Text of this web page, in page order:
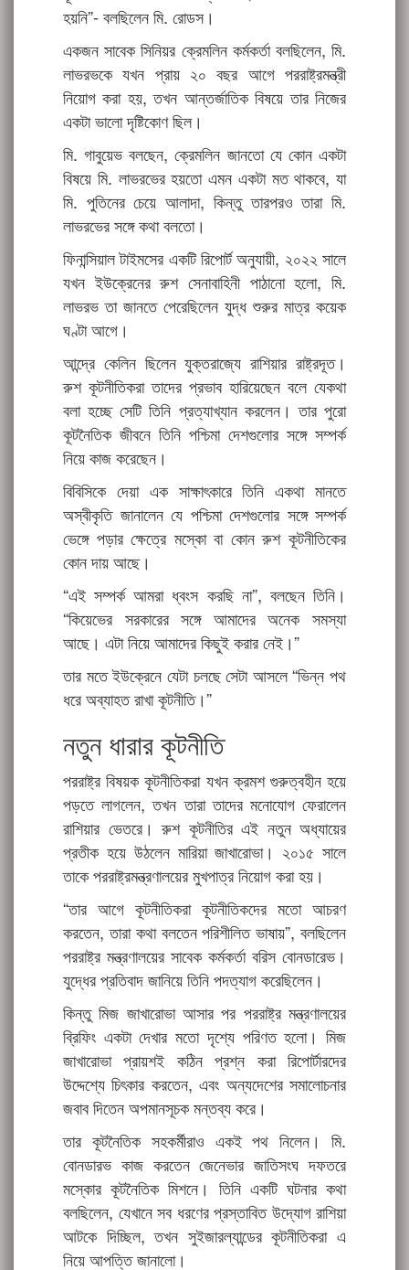
হয়নি”- বলছিলেন মি. রোডস।
একজন সাবেক সিনিয়র ক্রেমলিন কর্মকর্তা বলছিলেন, মি.
লাভরভকে যখন প্রায় ২০ বছর আগে পররাষ্ট্রমন্ত্রী
নিয়োগ করা হয়, তখন আন্তর্জাতিক বিষয়ে তার নিজের
একটা ভালো দৃষ্টিকোণ ছিল।
মি. গাবুয়েভ বলছেন, ক্রেমলিন জানতো যে কোন একটা
বিষয়ে মি. লাভরভের হয়তো এমন একটা মত থাকবে, যা
মি. পুতিনের চেয়ে আলাদা, কিন্তু তারপরও তারা মি.
লাভরভের সঙ্গে কথা বলতো।
ফিনান্সিয়াল টাইমসের একটি রিপোর্ট অনুযায়ী, ২০২২ সালে
যখন ইউক্রেনের রুশ সেনাবাহিনী পাঠানো হলো, মি.
লাভরভ তা জানতে পেরেছিলেন যুদ্ধ শুরুর মাত্র কয়েক
ঘণ্টা আগে।
আন্দ্রে কেলিন ছিলেন যুক্তরাজ্যে রাশিয়ার রাষ্ট্রদূত।
রুশ কূটনীতিকরা তাদের প্রভাব হারিয়েছেন বলে যেকথা
বলা হচ্ছে সেটি তিনি প্রত্যাখ্যান করলেন। তার পুরো
কূটনৈতিক জীবনে তিনি পশ্চিমা দেশগুলোর সঙ্গে সম্পর্ক
নিয়ে কাজ করেছেন।
বিবিসিকে দেয়া এক সাক্ষাৎকারে তিনি একথা মানতে
অস্বীকৃতি জানালেন যে পশ্চিমা দেশগুলোর সঙ্গে সম্পর্ক
ভেঙ্গে পড়ার ক্ষেত্রে মস্কো বা কোন রুশ কূটনীতিকের
কোন দায় আছে।
“এই সম্পর্ক আমরা ধ্বংস করছি না”, বলছেন তিনি।
“কিয়েভের সরকারের সঙ্গে আমাদের অনেক সমস্যা
আছে। এটা নিয়ে আমাদের কিছুই করার নেই।”
তার মতে ইউক্রেনে যেটা চলছে সেটা আসলে “ভিন্ন পথ
ধরে অব্যাহত রাখা কূটনীতি।”
নতুন ধারার কূটনীতি
পররাষ্ট্র বিষয়ক কূটনীতিকরা যখন ক্রমশ গুরুত্বহীন হয়ে
পড়তে লাগলেন, তখন তারা তাদের মনোযোগ ফেরালেন
রাশিয়ার ভেতরে। রুশ কূটনীতির এই নতুন অধ্যায়ের
প্রতীক হয়ে উঠলেন মারিয়া জাখারোভা। ২০১৫ সালে
তাকে পররাষ্ট্রমন্ত্রণালয়ের মুখপাত্র নিয়োগ করা হয়।
“তার আগে কূটনীতিকরা কূটনীতিকদের মতো আচরণ
করতেন, তারা কথা বলতেন পরিশীলিত ভাষায়”, বলছিলেন
পররাষ্ট্র মন্ত্রণালয়ের সাবেক কর্মকর্তা বরিস বোনডারেভ।
যুদ্ধের প্রতিবাদ জানিয়ে তিনি পদত্যাগ করেছিলেন।
কিন্তু মিজ জাখারোভা আসার পর পররাষ্ট্র মন্ত্রণালয়ের
ব্রিফিং একটা দেখার মতো দৃশ্যে পরিণত হলো। মিজ
জাখারোভা প্রায়শই কঠিন প্রশ্ন করা রিপোর্টারদের
উদ্দেশ্যে চিৎকার করতেন, এবং অন্যদেশের সমালোচনার
জবাব দিতেন অপমানসূচক মন্তব্য করে।
তার কূটনৈতিক সহকর্মীরাও একই পথ নিলেন। মি.
বোনডারভ কাজ করতেন জেনেভার জাতিসংঘ দফতরে
মস্কোর কূটনৈতিক মিশনে। তিনি একটি ঘটনার কথা
বলছিলেন, যেখানে সব ধরণের প্রস্তাবিত উদ্যোগ রাশিয়া
আটকে দিচ্ছিল, তখন সুইজারল্যান্ডের কূটনীতিকরা এ
নিয়ে আপত্তি জানালো।